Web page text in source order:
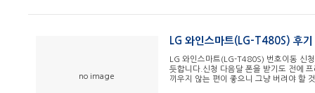
no image
LG 와인스마트(LG-T480S) 후기
LG 와인스마트(LG-T480S) 번호이동 신
듯합니다.신청 다음달 폰을 받기도 전에
끼우지 않는 편이 좋으니 그냥 버려야 할